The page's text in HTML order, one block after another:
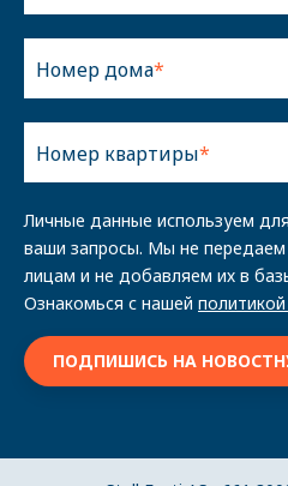
Номер дома
Номер квартиры
Личные данные используем
ваши запросы. Мы не
лицам и не добавляем их в
Ознакомься с нашей